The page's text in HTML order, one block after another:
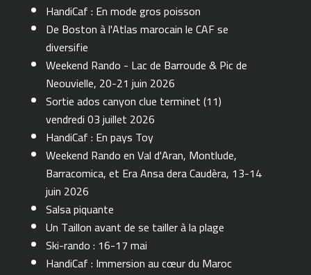
HandiCaf : En mode gros poisson
De Boston à l'Atlas marocain le CAF se
diversifie
Weekend Rando - Lac de Barroude & Pic de
Neouvielle, 20-21 juin 2026
Sortie ados canyon clue terminet (11)
vendredi 03 juillet 2026
HandiCaf : En pays Toy
Weekend Rando en Val d'Aran, Montlude,
Barracomica, et Era Ansa dera Caudèra, 13-14
juin 2026
Salsa piquante
Un Taillon avant de se tailler à la plage
Ski-rando : 16-17 mai
HandiCaf : Immersion au cœur du Maroc